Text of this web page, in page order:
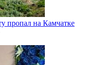
пропал на Камчатке